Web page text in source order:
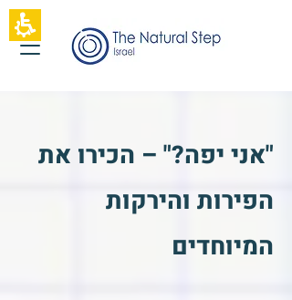
תחילתו
של
דף
אינטרנט,
"אני יפה?" – הכירו את
הפירות והירקות
המיוחדים